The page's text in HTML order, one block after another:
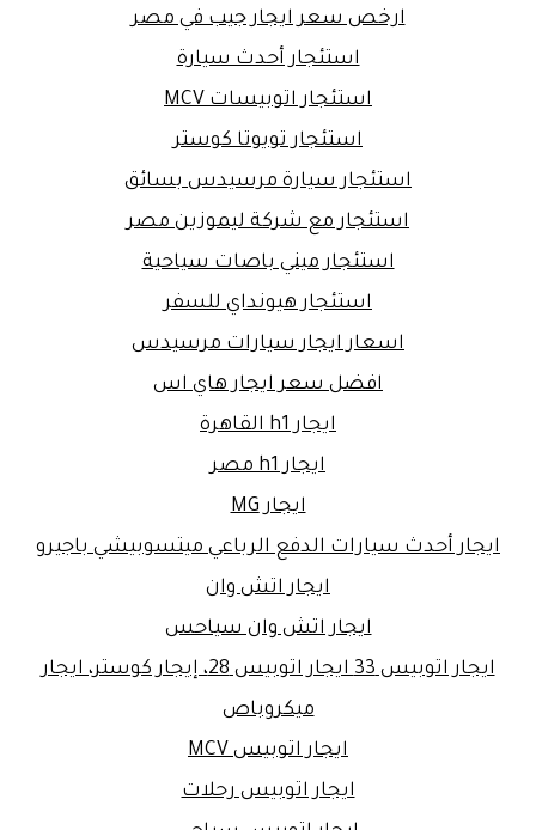
ارخص سعر ايجار جيب في مصر
استئجار أحدث سيارة
استئجار اتوبيسات MCV
استئجار تويوتا كوستر
استئجار سيارة مرسيدس بسائق
استئجار مع شركة ليموزين مصر
استئجار ميني باصات سياحية
استئجار هيونداي للسفر
اسعار ايجار سيارات مرسيدس
افضل سعر ايجار هاي اس
ايجار h1 القاهرة
ايجار h1 مصر
ايجار MG
ايجار أحدث سيارات الدفع الرباعي ميتسوبيشي باجيرو
ايجار اتش وان
ايجار اتش وان سياحس
ايجار اتوبيس 33 ايجار اتوبيس 28، إيجار كوستر، ايجار
ميكروباص
ايجار اتوبيس MCV
ايجار اتوبيس رحلات